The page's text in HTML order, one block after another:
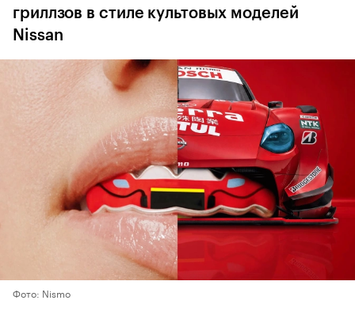
гриллзов в стиле культовых моделей
Nissan
Фото: Nismo